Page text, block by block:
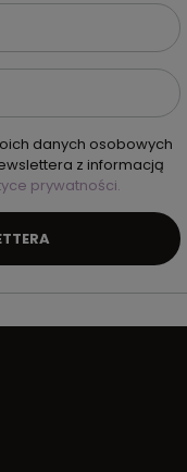
danych osobowych
z informacją
prywatności.